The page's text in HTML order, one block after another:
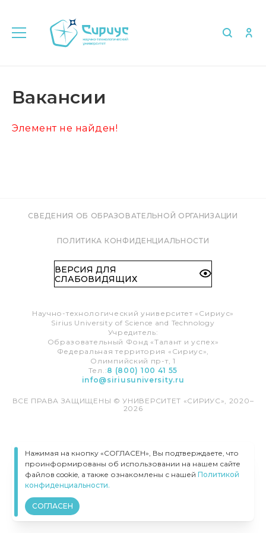
Вакансии
Элемент не найден!
СВЕДЕНИЯ ОБ ОБРАЗОВАТЕЛЬНОЙ ОРГАНИЗАЦИИ
ПОЛИТИКА КОНФИДЕНЦИАЛЬНОСТИ
ВЕРСИЯ ДЛЯ
СЛАБОВИДЯЩИХ
Научно-технологический университет «Сириус»
Sirius University of Science and Technology
Учредитель:
Образовательный Фонд «Талант и успех»
Федеральная территория «Сириус»,
Олимпийский пр-т, 1
Тел.:8 (800) 100 41 55
info@siriusuniversity.ru
ВСЕ ПРАВА ЗАЩИЩЕНЫ © УНИВЕРСИТЕТ «СИРИУС», 2020–
2026
Нажимая на кнопку «СОГЛАСЕН», Вы подтверждаете, что
проинформированы об использовании на нашем сайте
файлов cookie, а также ознакомлены с нашей Политикой
конфиденциальности.
СОГЛАСЕН